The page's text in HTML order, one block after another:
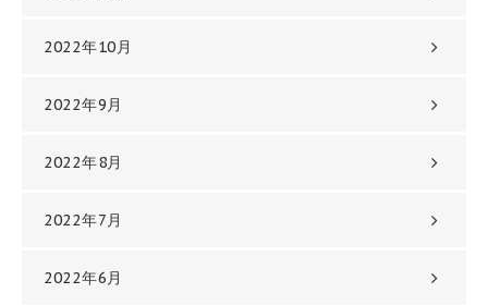
2022年10月
2022年9月
2022年8月
2022年7月
2022年6月